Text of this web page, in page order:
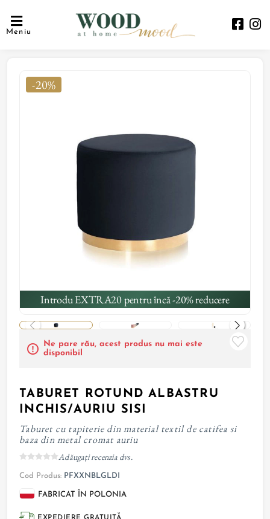
Meniu
-20%
Introdu EXTRA20 pentru încă -20% reducere
Ne pare rău, acest produs nu mai este
disponibil
TABURET ROTUND ALBASTRU
INCHIS/AURIU SISI
Taburet cu tapiterie din material textil de catifea si
baza din metal cromat auriu
Adăugați recenzia dvs.
Cod Produs: PFXXNBLGLDI
FABRICAT ÎN POLONIA